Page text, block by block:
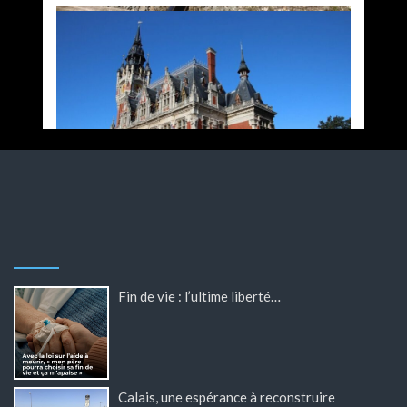
Fin de vie : l’ultime liberté…
Calais, une espérance à reconstruire